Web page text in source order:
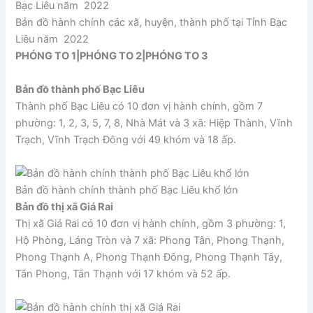
Bản đồ hành chính các xã, huyện, thành phố tại Tỉnh Bạc
Liêu năm 2022
PHÓNG TO 1 PHÓNG TO 2 PHÓNG TO 3
Bản đồ thành phố Bạc Liêu
Thành phố Bạc Liêu có 10 đơn vị hành chính, gồm 7
phường: 1, 2, 3, 5, 7, 8, Nhà Mát và 3 xã: Hiệp Thành, Vĩnh
Trạch, Vĩnh Trạch Đông với 49 khóm và 18 ấp.
Bản đồ hành chính thành phố Bạc Liêu khổ lớn
Bản đồ thị xã Giá Rai
Thị xã Giá Rai có 10 đơn vị hành chính, gồm 3 phường: 1,
Hộ Phòng, Láng Tròn và 7 xã: Phong Tân, Phong Thạnh,
Phong Thạnh A, Phong Thạnh Đông, Phong Thạnh Tây,
Tân Phong, Tân Thạnh với 17 khóm và 52 ấp.